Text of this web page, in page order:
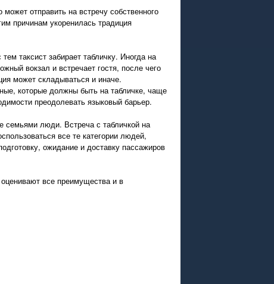
отправить на встречу собственного
причинам укоренилась традиция
таксист забирает табличку. Иногда на
вокзал и встречает гостя, после чего
может складываться и иначе.
которые должны быть на табличке, чаще
преодолевать языковый барьер.
семьями люди. Встреча с табличкой на
все те категории людей,
ожидание и доставку пассажиров
все преимущества и в